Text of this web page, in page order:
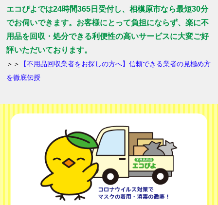
エコぴよでは24時間365日受付し、相模原市なら最短30分
でお伺いできます。お客様にとって負担にならず、楽に不
用品を回収・処分できる利便性の高いサービスに大変ご好
評いただいております。
＞＞
【不用品回収業者をお探しの方へ】信頼できる業者の見極め方
を徹底伝授